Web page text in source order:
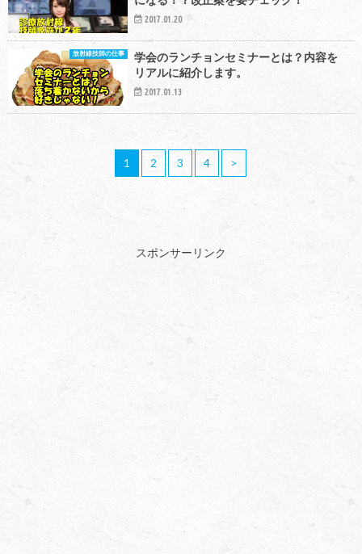
2017.01.20
放射線技師の仕事
学会のランチョンセミナーとは？内容を
リアルに紹介します。
2017.01.13
1 2 3 4 >
スポンサーリンク